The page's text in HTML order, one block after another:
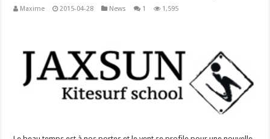
Maxime 2015-04-28 News 1 1,595